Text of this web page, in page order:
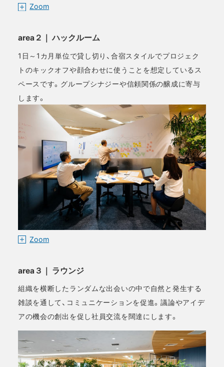
Zoom
area２｜ ハックルーム
1日～1カ月単位で貸し切り、合宿スタイルでプロジェク
トのキックオフや顔合わせに使うことを想定しているス
ペースです。グループシナジーや信頼関係の醸成に寄与
します。
Zoom
area３｜ ラウンジ
組織を横断したランダムな出会いの中で自然と発生する
雑談を通して、コミュニケーションを促進。議論やアイデ
アの機会の創出を促し社員交流を闊達にします。​​